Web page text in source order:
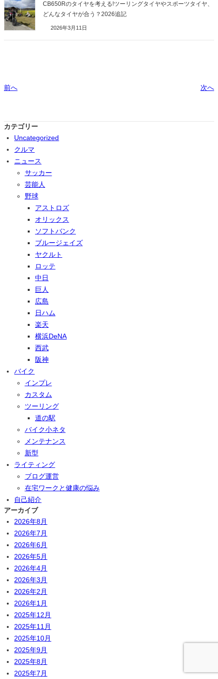
CB650Rのタイヤを考える!ツーリングタイヤやスポーツタイヤ、
どんなタイヤが合う？2026追記
2026年3月11日
前へ 次へ
カテゴリー
Uncategorized
クルマ
ニュース
サッカー
芸能人
野球
アストロズ
オリックス
ソフトバンク
ブルージェイズ
ヤクルト
ロッテ
中日
巨人
広島
日ハム
楽天
横浜DeNA
西武
阪神
バイク
インプレ
カスタム
ツーリング
道の駅
バイク小ネタ
メンテナンス
新型
ライティング
ブログ運営
在宅ワークと健康の悩み
自己紹介
アーカイブ
2026年8月
2026年7月
2026年6月
2026年5月
2026年4月
2026年3月
2026年2月
2026年1月
2025年12月
2025年11月
2025年10月
2025年9月
2025年8月
2025年7月